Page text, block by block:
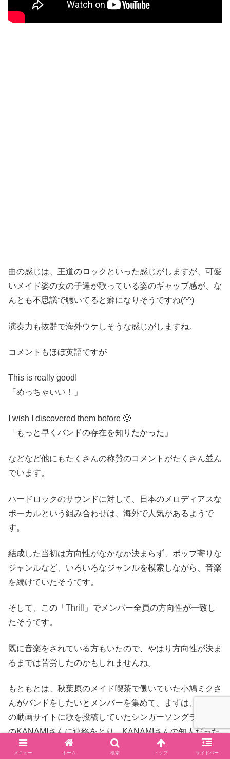
曲の感じは、王道のロックといった感じがしますが、可愛
いメイド姿の女の子達が歌っている姿のギャップ感が、な
んとも不思議で聴いてると癖になりそうですね(^^)
演奏力も抜群で海外ウケしそうな感じがしますね。
コメントもほぼ英語ですが
This is really good!
「めっちゃいい！」
I wish I discovered them before 🙁
「もっと早くバンドの存在を知りたかった」
などなど他にもたくさんの称賛のコメントがたくさん並ん
でいます。
ハードロックのサウンドに対して、日本のメロディアスな
ボーカルという組み合わせは、海外で人気があるようで
す。
結成した当初は方向性がなかなか決まらず、ポップ寄りな
ジャンルなど、いろいろなジャンルを模索しながら、音楽
を続けていたそうです。
そして、この「Thrill」でメンバー全員の方向性が一致し
たそうです。
既に音楽をされている方もいたので、やはり方向性が決ま
るまでは苦労したのかもしれませんね。
もともとは、秋葉原のメイド喫茶で働いていた小鳩ミクさ
んがバンドをしたいとメンバーを集めて、まずは、ネット
の動画サイトに歌を投稿していたシンガーソングライター
のKANAMIさんに連絡をとり、KANAMIさんの知人だった
ドラムのAKANEさんを誘い、更に、AKANEさんと同じ音
メニュー ホーム 検索 トップ サイドバー